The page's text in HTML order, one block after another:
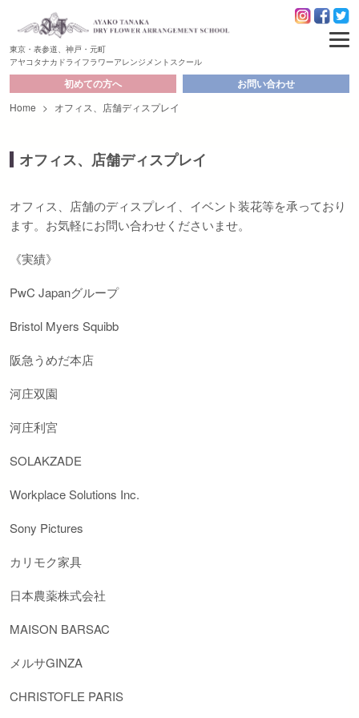
東京・表参道、神戸・元町
アヤコタナカドライフラワーアレンジメントスクール
初めての方へ お問い合わせ
Home > オフィス、店舗ディスプレイ
オフィス、店舗ディスプレイ
オフィス、店舗のディスプレイ、イベント装花等を承っており
ます。お気軽にお問い合わせくださいませ。
《実績》
PwC Japanグループ
Bristol Myers Squibb
阪急うめだ本店
河庄双園
河庄利宮
SOLAKZADE
Workplace Solutions Inc.
Sony Pictures
カリモク家具
日本農薬株式会社
MAISON BARSAC
メルサGINZA
CHRISTOFLE PARIS